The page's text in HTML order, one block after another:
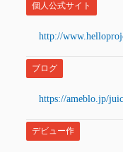
個人公式サイト
http://
ブログ
https://ameblo.jp/
デビュー作